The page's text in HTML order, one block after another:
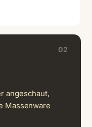
02
angeschaut,
Massenware